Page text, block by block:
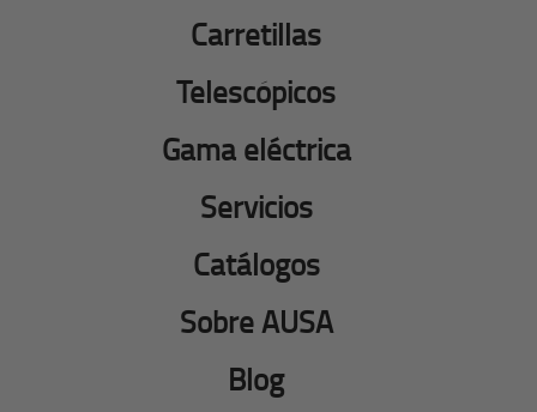
Carretillas
Telescópicos
Gama eléctrica
Servicios
Catálogos
Sobre AUSA
Blog